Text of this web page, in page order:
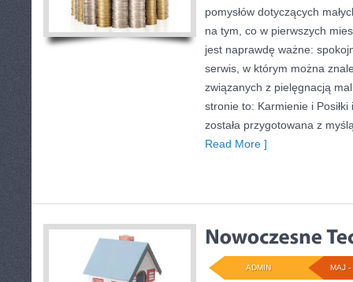
pomysłów dotyczących
na tym, co w pierwszych
jest naprawdę ważne:
serwis, w którym można
związanych z pielęgnacją
stronie to: Karmienie i
została przygotowana z
Read More ]
MAJ -
ADMIN